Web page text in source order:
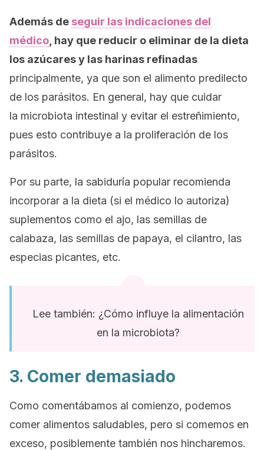
Además de seguir las indicaciones del
médico , hay que reducir o eliminar de la dieta
los azúcares y las harinas refinadas
principalmente, ya que son el alimento predilecto
de los parásitos. En general, hay que cuidar
la microbiota intestinal y evitar el estreñimiento,
pues esto contribuye a la proliferación de los
parásitos.
Por su parte, la sabiduría popular recomienda
incorporar a la dieta (si el médico lo autoriza)
suplementos como el ajo, las semillas de
calabaza, las semillas de papaya, el cilantro, las
especias picantes, etc.
Lee también: ¿Cómo influye la alimentación
en la microbiota?
3. Comer demasiado
Como comentábamos al comienzo, podemos
comer alimentos saludables, pero si comemos en
exceso, posiblemente también nos hincharemos.